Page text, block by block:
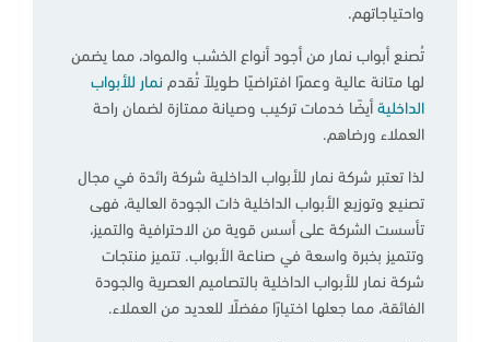
واحتياجاتهم.
تُصنع أبواب نمار من أجود أنواع الخشب والمواد، مما يضمن
لها متانة عالية وعمرًا افتراضيًا طويلاً تُقدم نمار للأبواب
الداخلية أيضًا خدمات تركيب وصيانة ممتازة لضمان راحة
العملاء ورضاهم.
لذا تعتبر شركة نمار للأبواب الداخلية شركة رائدة في مجال
تصنيع وتوزيع الأبواب الداخلية ذات الجودة العالية، فهى
تأسست الشركة على أسس قوية من الاحترافية والتميز،
وتتميز بخبرة واسعة في صناعة الأبواب. تتميز منتجات
شركة نمار للأبواب الداخلية بالتصاميم العصرية والجودة
الفائقة، مما جعلها اختيارًا مفضلًا للعديد من العملاء.